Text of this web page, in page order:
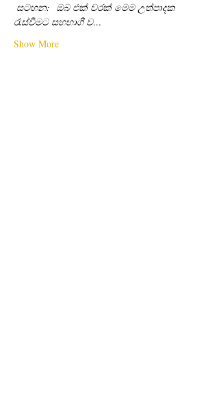
සටහන: ඔබ එක් වරක් මෙම උත්පාදක
රැස්වීමට සහභාගී ව…
Show More